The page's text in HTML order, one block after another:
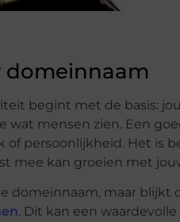
domeinnaam
begint met de basis:
wat mensen zien. Een
persoonlijkheid. Het is
mee kan groeien met
domeinnaam, maar blijkt
. Dit kan een